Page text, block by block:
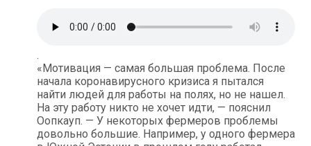
.
«Мотивация — самая большая проблема. После
начала коронавирусного кризиса я пытался
найти людей для работы на полях, но не нашел.
На эту работу никто не хочет идти, — пояснил
Оопкауп. — У некоторых фермеров проблемы
довольно большие. Например, у одного фермера